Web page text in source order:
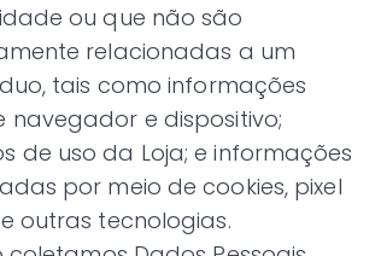
ou que não são
relacionadas a um
tais como informações
navegador e dispositivo;
de uso da Loja; e informações
por meio de cookies, pixel
outras tecnologias.